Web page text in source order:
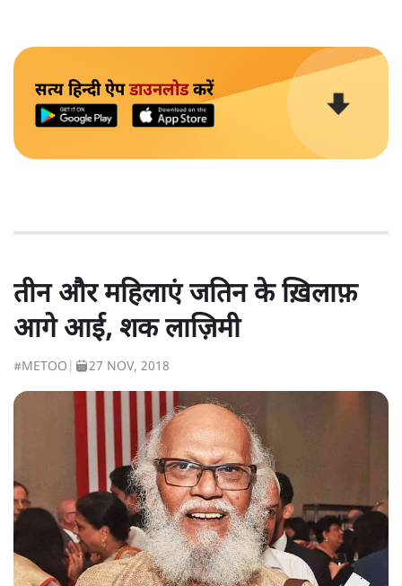
सत्य हिन्दी ऐपडाउनलोडकरें
तीन और महिलाएं जतिन के ख़िलाफ़
आगे आई, शक लाज़िमी
#METOO 27 NOV, 2018